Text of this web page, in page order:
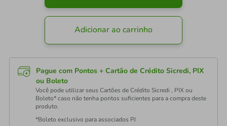
Adicionar ao carrinho
Pague com Pontos + Cartão de Crédito Sicredi, PIX
ou Boleto
Você pode utilizar seus Cartões de Crédito Sicredi , PIX ou
Boleto* caso não tenha pontos suficientes para a compra deste
produto.
*Boleto exclusivo para associados PJ